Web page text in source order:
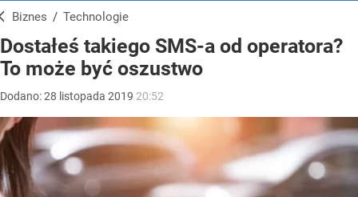
Biznes / Technologie
Dostałeś takiego SMS-a od operatora?
To może być oszustwo
Dodano:28 listopada 2019 20:52